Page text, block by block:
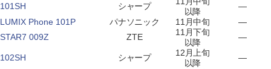
101SH
シャープ
以降
―
LUMIX Phone 101P
パナソニック 11月中旬
―
STAR7 009Z
ZTE
11月下旬
以降
―
102SH シャープ
12月上旬
以降
―